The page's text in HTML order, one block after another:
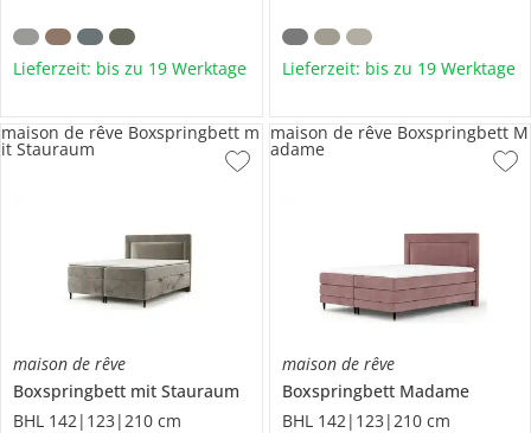
Lieferzeit: bis zu 19 Werktage Lieferzeit: bis zu 19 Werktage
maison de rêve
Boxspringbett mit Stauraum
BHL 142|123|210 cm
maison de rêve Boxspringbett m
it Stauraum
maison de rêve
Boxspringbett Madame
BHL 142|123|210 cm
maison de rêve Boxspringbett M
adame